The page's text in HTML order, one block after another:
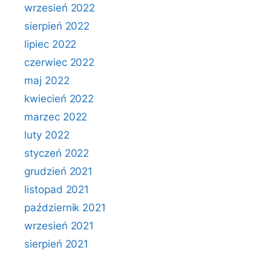
wrzesień 2022
sierpień 2022
lipiec 2022
czerwiec 2022
maj 2022
kwiecień 2022
marzec 2022
luty 2022
styczeń 2022
grudzień 2021
listopad 2021
październik 2021
wrzesień 2021
sierpień 2021